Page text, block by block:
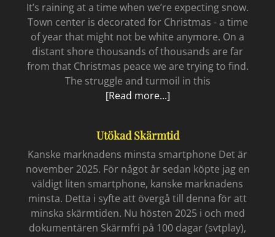
It’s raining at a time when we’re expecting snow.
Town center is decorated for Christmas - a time
of year that might not be white anymore. On a
distant shore thousands of thousands are far
from that Christmas peace we are trying to find.
The struggle and turmoil in this
[Read more...]Grayish
Utökad Skärmtid
Kanske marknadens minsta smartphone Det är
november 2025. För något år sedan köpte jag en
väldigt liten smartphone, kanske marknadens
minsta. Detta i syfte att övergå till denna för att
minska skärmtiden. Nu hösten 2025 i och med
dokumentären Skärmfri på 100 dagar (svtplay),